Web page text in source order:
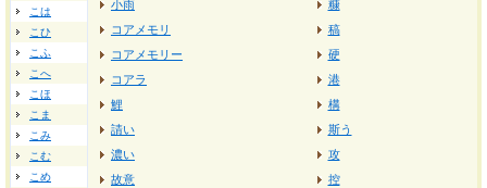
こは
こひ
こふ
こへ
こほ
こま
こみ
こむ
こめ
小雨
コアメモリ
コアメモリー
コアラ
鯉
請い
濃い
故意
糠
稿
硬
港
構
斯う
攻
控